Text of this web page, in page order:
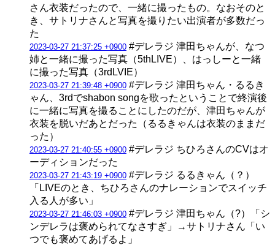
さん衣装だったので、一緒に撮ったもの。なおそのと
き、サトリナさんと写真を撮りたい出演者が多数だっ
た
2023-03-27 21:37:25 +0900 #デレラジ 津田ちゃんが、なつ
姉と一緒に撮った写真（5thLIVE）、はっしーと一緒
に撮った写真（3rdLVIE）
2023-03-27 21:39:48 +0900 #デレラジ 津田ちゃん・るるき
ゃん、3rdでshabon songを歌ったということで終演後
に一緒に写真を撮ることにしたのだが、津田ちゃんが
衣装を脱いだあとだった（るるきゃんは衣装のままだ
った）
2023-03-27 21:40:55 +0900 #デレラジ ちひろさんのCVはオ
ーディションだった
2023-03-27 21:43:19 +0900 #デレラジ るるきゃん（？）
「LIVEのとき、ちひろさんのナレーションでスイッチ
入る人が多い」
2023-03-27 21:46:03 +0900 #デレラジ 津田ちゃん（?）「シ
ンデレラは褒められてなさすぎ」→サトリナさん「い
つでも褒めてあげるよ」